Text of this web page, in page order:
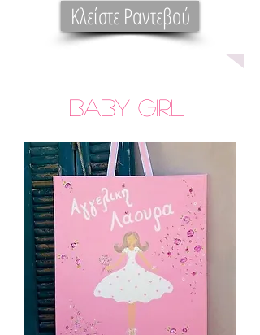
Κλείστε Ραντεβού
Baby GIRL